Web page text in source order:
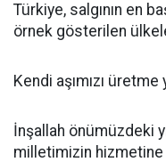
Türkiye, salgının en
örnek gösterilen
Kendi aşımızı
İnşallah önümüzdeki
milletimizin hizmetine